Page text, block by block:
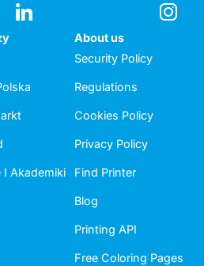
I Akademiki
About us
Security Policy
Regulations
Cookies Policy
Privacy Policy
Find Printer
Blog
Printing API
Free Coloring Pages